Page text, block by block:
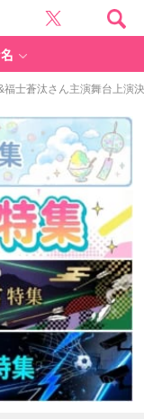
士蒼汰さん主演舞台上演